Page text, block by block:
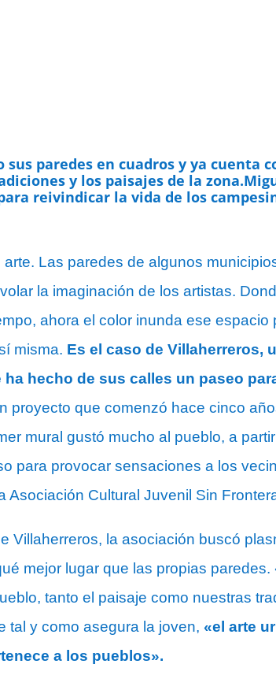
paredes en cuadros y ya cuenta
y los paisajes de la
reivindicar la vida de los
Las paredes de algunos
la imaginación de los artistas.
ahora el color inunda ese espacio
misma. Es el caso de Villaherreros,
hecho de sus calles un paseo
proyecto que comenzó hace cinco
mural gustó mucho al pueblo, a
para provocar sensaciones a los
Asociación Cultural Juvenil Sin
Villaherreros, la asociación buscó
mejor lugar que las propias paredes.
tanto el paisaje como nuestras
tal y como asegura la joven, «el arte
a los pueblos».